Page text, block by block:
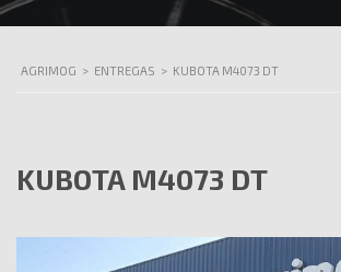
AGRIMOG > ENTREGAS > KUBOTA M4073 DT
KUBOTA M4073 DT